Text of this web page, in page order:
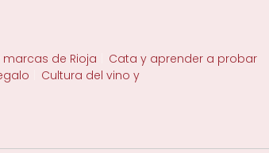
de Rioja
Cata y aprender a probar
Cultura del vino y